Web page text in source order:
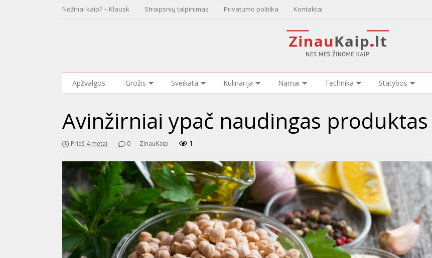
Nežinai kaip? – Klausk Straipsnių talpinimas Privatumo politika Kontaktai
Apžvalgos Grožis Sveikata Kulinarija Namai Technika Statybos
Avinžirniai ypač naudingas produktas
Prieš 4 metai 0 ZinauKaip 1